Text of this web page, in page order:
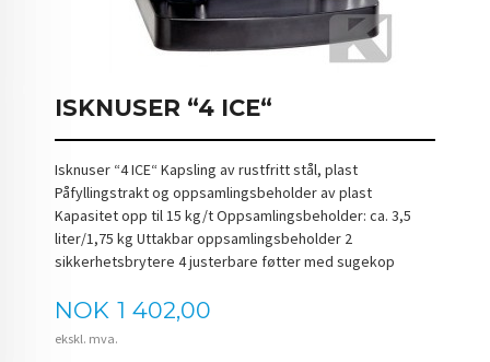
ISKNUSER “4 ICE“
Isknuser “4 ICE“ Kapsling av rustfritt stål, plast
Påfyllingstrakt og oppsamlingsbeholder av plast
Kapasitet opp til 15 kg/t Oppsamlingsbeholder: ca. 3,5
liter/1,75 kg Uttakbar oppsamlingsbeholder 2
sikkerhetsbrytere 4 justerbare føtter med sugekop
Pris
NOK 1 402,00
ekskl. mva.